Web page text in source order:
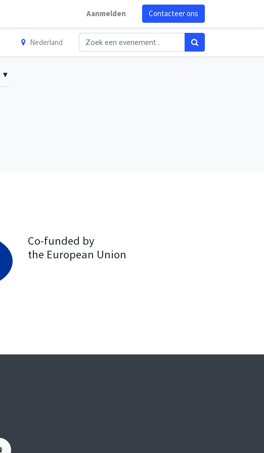
Aanmelden Contacteer ons
Nederland
▼
Co-funded by
the European Union